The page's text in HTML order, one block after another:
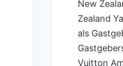
New
Zealand
als
Vuitton